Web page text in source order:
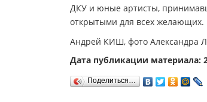
ДКУ и юные артисты,
открытыми для всех желающих.
Андрей КИШ, фото Александра
Дата публикации материала:
Поделиться…